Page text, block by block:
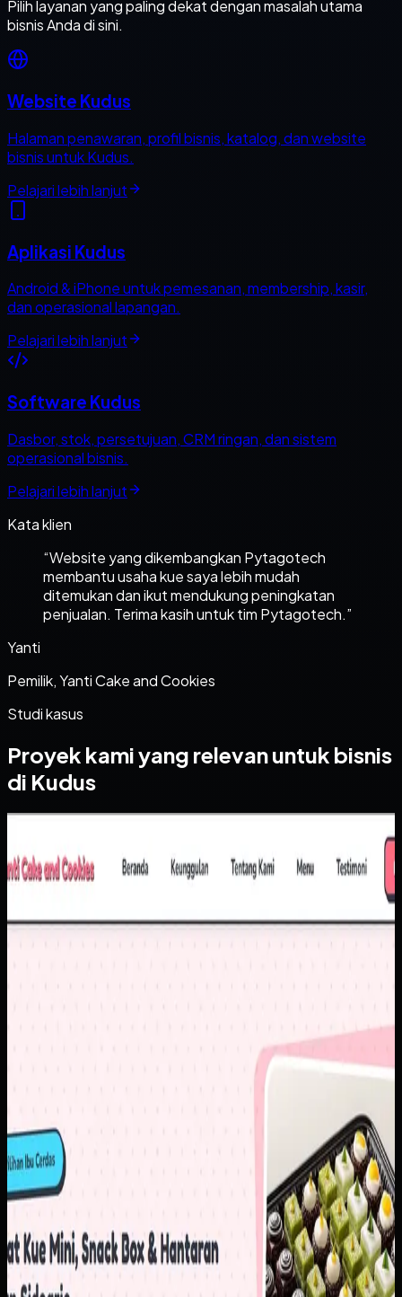
Pilih layanan yang paling dekat dengan masalah utama
bisnis Anda di sini.
Website Kudus
Halaman penawaran, profil bisnis, katalog, dan website
bisnis untuk Kudus.
Pelajari lebih lanjut
Aplikasi Kudus
Android & iPhone untuk pemesanan, membership, kasir,
dan operasional lapangan.
Pelajari lebih lanjut
Software Kudus
Dasbor, stok, persetujuan, CRM ringan, dan sistem
operasional bisnis.
Pelajari lebih lanjut
Kata klien
“Website yang dikembangkan Pytagotech
membantu usaha kue saya lebih mudah
ditemukan dan ikut mendukung peningkatan
penjualan. Terima kasih untuk tim Pytagotech.”
Yanti
Pemilik, Yanti Cake and Cookies
Studi kasus
Proyek kami yang relevan untuk bisnis
di Kudus
Yanti Cake & Cookies
produk. Di saat yang sama, brand membutuhkan tampilan
terstruktur, informasi produk yang mudah dipindai, dan CTA
order yang langsung mengarah ke alur komunikasi utama.
Hasilnya, pelanggan bisa memahami pilihan produk lebih
cepat sebelum masuk ke percakapan penjualan.